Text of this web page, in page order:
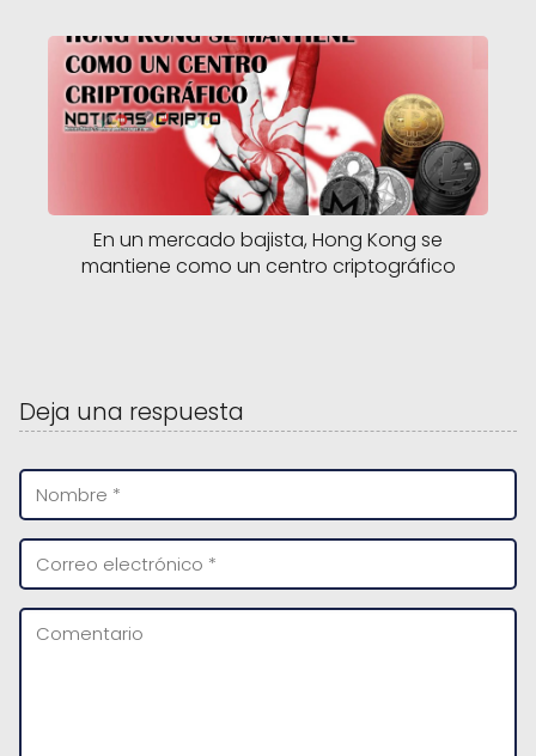
En un mercado bajista, Hong Kong se
mantiene como un centro criptográfico
Deja una respuesta